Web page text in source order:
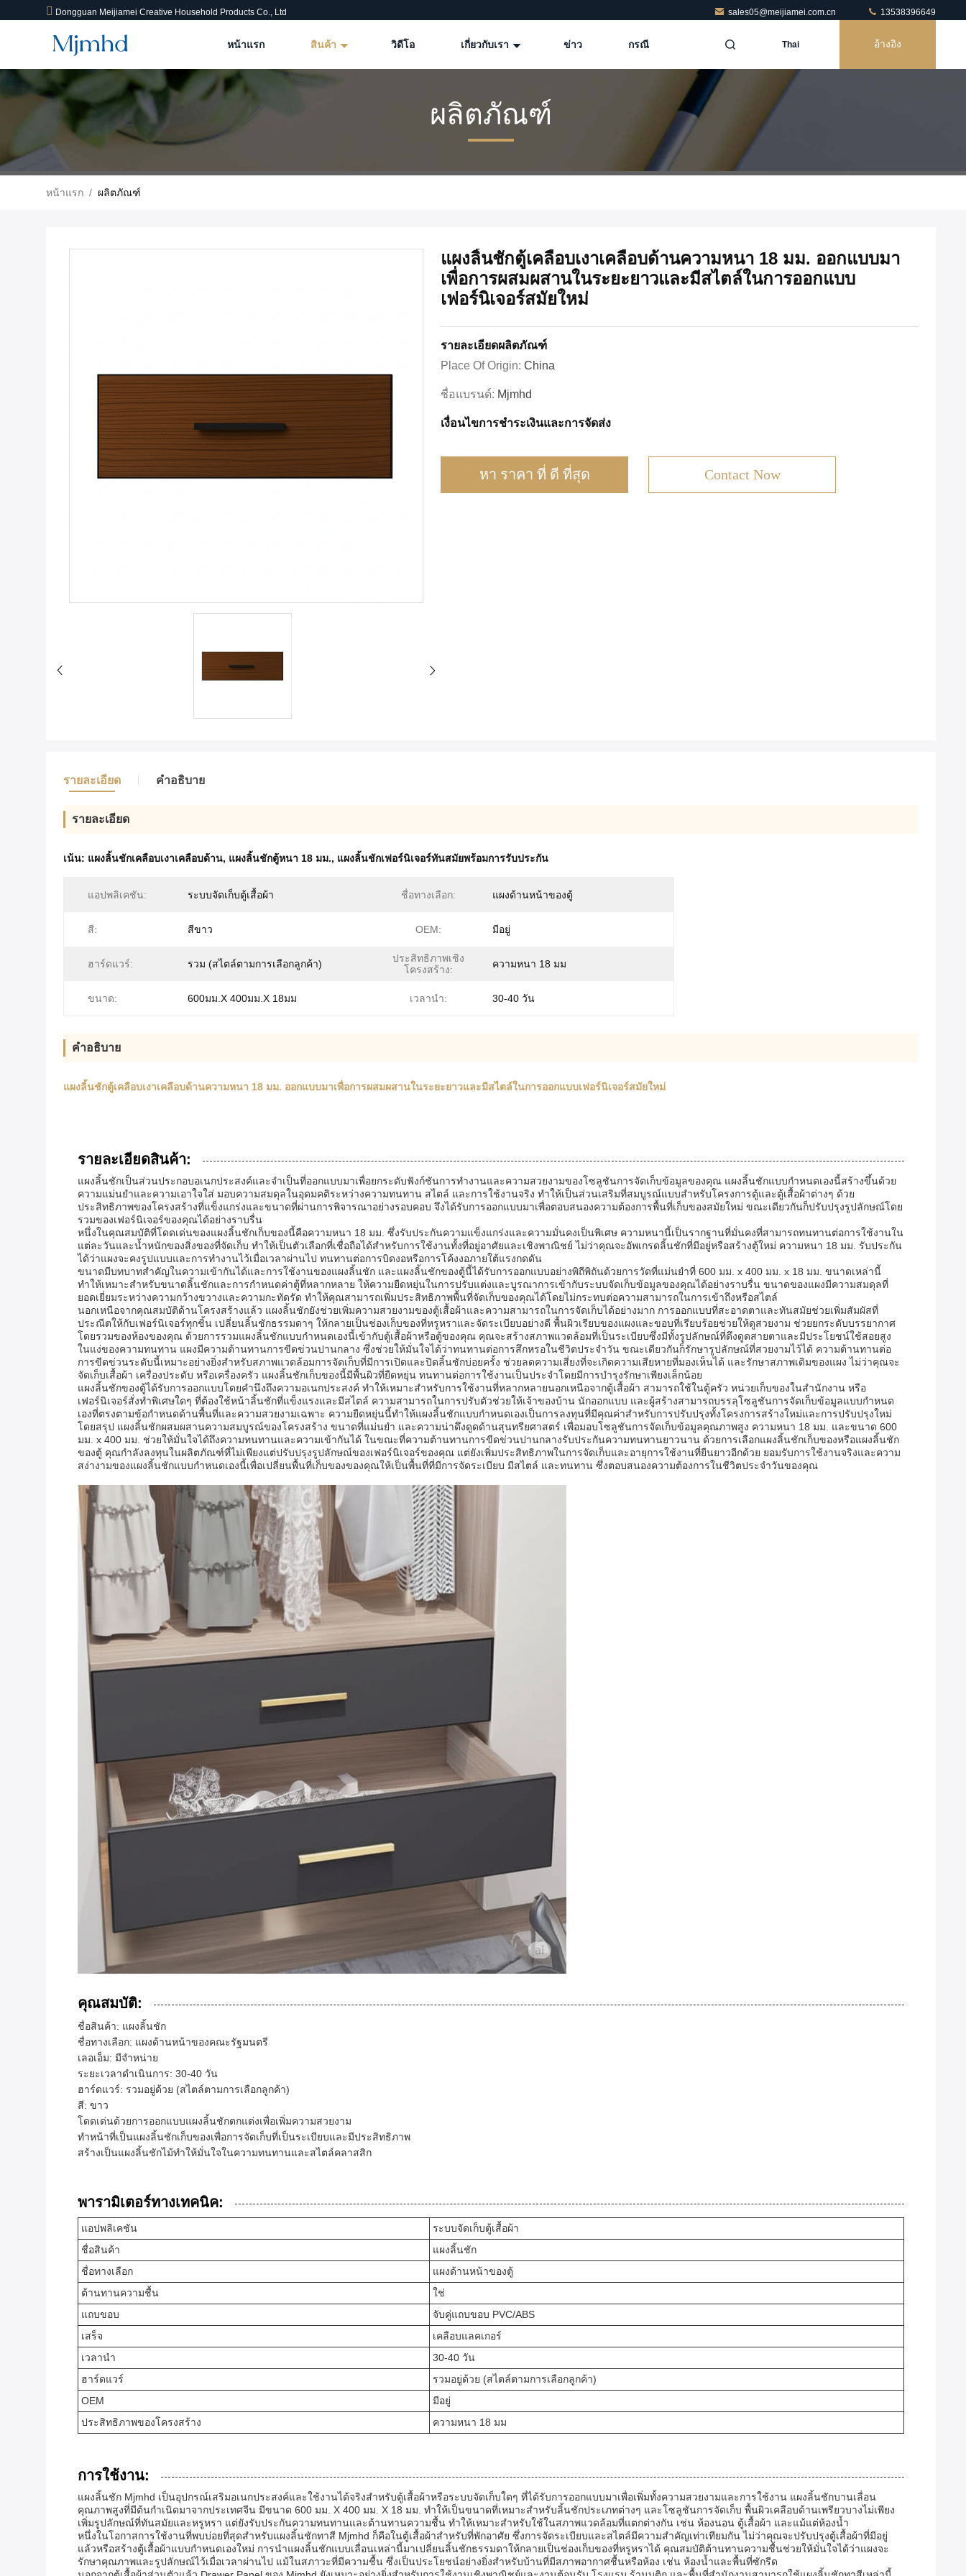
Dongguan Meijiamei Creative Household Products Co., Ltd sales05@meijiamei.com.cn 13538396649
หน้าแรก สินค้า วิดีโอ เกี่ยวกับเรา ข่าว กรณี Thai อ้างอิง
ผลิตภัณฑ์
หน้าแรก / ผลิตภัณฑ์
แผงลิ้นชักตู้เคลือบเงาเคลือบด้านความหนา 18 มม. ออกแบบมา
เพื่อการผสมผสานในระยะยาวและมีสไตล์ในการออกแบบ
เฟอร์นิเจอร์สมัยใหม่
รายละเอียดผลิตภัณฑ์
Place Of Origin: China
ชื่อแบรนด์: Mjmhd
เงื่อนไขการชําระเงินและการจัดส่ง
หา ราคา ที่ ดี ที่สุด Contact Now
รายละเอียด คําอธิบาย
รายละเอียด
เน้น: แผงลิ้นชักเคลือบเงาเคลือบด้าน, แผงลิ้นชักตู้หนา 18 มม., แผงลิ้นชักเฟอร์นิเจอร์ทันสมัยพร้อมการรับประกัน
แอปพลิเคชัน: ระบบจัดเก็บตู้เสื้อผ้า ชื่อทางเลือก: แผงด้านหน้าของตู้
สี: สีขาว OEM: มีอยู่
ฮาร์ดแวร์: รวม (สไตล์ตามการเลือกลูกค้า)
ประสิทธิภาพเชิง
โครงสร้าง:
ความหนา 18 มม
ขนาด: 600มม.X 400มม.X 18มม เวลานำ: 30-40 วัน
คําอธิบาย
แผงลิ้นชักตู้เคลือบเงาเคลือบด้านความหนา 18 มม. ออกแบบมาเพื่อการผสมผสานในระยะยาวและมีสไตล์ในการออกแบบเฟอร์นิเจอร์สมัยใหม่
รายละเอียดสินค้า:
แผงลิ้นชักเป็นส่วนประกอบอเนกประสงค์และจำเป็นที่ออกแบบมาเพื่อยกระดับฟังก์ชันการทำงานและความสวยงามของโซลูชันการจัดเก็บข้อมูลของคุณ แผงลิ้นชักแบบกำหนดเองนี้สร้างขึ้นด้วย
ความแม่นยำและความเอาใจใส่ มอบความสมดุลในอุดมคติระหว่างความทนทาน สไตล์ และการใช้งานจริง ทำให้เป็นส่วนเสริมที่สมบูรณ์แบบสำหรับโครงการตู้และตู้เสื้อผ้าต่างๆ ด้วย
ประสิทธิภาพของโครงสร้างที่แข็งแกร่งและขนาดที่ผ่านการพิจารณาอย่างรอบคอบ จึงได้รับการออกแบบมาเพื่อตอบสนองความต้องการพื้นที่เก็บของสมัยใหม่ ขณะเดียวกันก็ปรับปรุงรูปลักษณ์โดย
รวมของเฟอร์นิเจอร์ของคุณได้อย่างราบรื่น
หนึ่งในคุณสมบัติที่โดดเด่นของแผงลิ้นชักเก็บของนี้คือความหนา 18 มม. ซึ่งรับประกันความแข็งแกร่งและความมั่นคงเป็นพิเศษ ความหนานี้เป็นรากฐานที่มั่นคงที่สามารถทนทานต่อการใช้งานใน
แต่ละวันและน้ำหนักของสิ่งของที่จัดเก็บ ทำให้เป็นตัวเลือกที่เชื่อถือได้สำหรับการใช้งานทั้งที่อยู่อาศัยและเชิงพาณิชย์ ไม่ว่าคุณจะอัพเกรดลิ้นชักที่มีอยู่หรือสร้างตู้ใหม่ ความหนา 18 มม. รับประกัน
ได้ว่าแผงจะคงรูปแบบและการทำงานไว้เมื่อเวลาผ่านไป ทนทานต่อการบิดงอหรือการโค้งงอภายใต้แรงกดดัน
ขนาดมีบทบาทสำคัญในความเข้ากันได้และการใช้งานของแผงลิ้นชัก และแผงลิ้นชักของตู้นี้ได้รับการออกแบบอย่างพิถีพิถันด้วยการวัดที่แม่นยำที่ 600 มม. x 400 มม. x 18 มม. ขนาดเหล่านี้
ทำให้เหมาะสำหรับขนาดลิ้นชักและการกำหนดค่าตู้ที่หลากหลาย ให้ความยืดหยุ่นในการปรับแต่งและบูรณาการเข้ากับระบบจัดเก็บข้อมูลของคุณได้อย่างราบรื่น ขนาดของแผงมีความสมดุลที่
ยอดเยี่ยมระหว่างความกว้างขวางและความกะทัดรัด ทำให้คุณสามารถเพิ่มประสิทธิภาพพื้นที่จัดเก็บของคุณได้โดยไม่กระทบต่อความสามารถในการเข้าถึงหรือสไตล์
นอกเหนือจากคุณสมบัติด้านโครงสร้างแล้ว แผงลิ้นชักยังช่วยเพิ่มความสวยงามของตู้เสื้อผ้าและความสามารถในการจัดเก็บได้อย่างมาก การออกแบบที่สะอาดตาและทันสมัยช่วยเพิ่มสัมผัสที่
ประณีตให้กับเฟอร์นิเจอร์ทุกชิ้น เปลี่ยนลิ้นชักธรรมดาๆ ให้กลายเป็นช่องเก็บของที่หรูหราและจัดระเบียบอย่างดี พื้นผิวเรียบของแผงและขอบที่เรียบร้อยช่วยให้ดูสวยงาม ช่วยยกระดับบรรยากาศ
โดยรวมของห้องของคุณ ด้วยการรวมแผงลิ้นชักแบบกำหนดเองนี้เข้ากับตู้เสื้อผ้าหรือตู้ของคุณ คุณจะสร้างสภาพแวดล้อมที่เป็นระเบียบซึ่งมีทั้งรูปลักษณ์ที่ดึงดูดสายตาและมีประโยชน์ใช้สอยสูง
ในแง่ของความทนทาน แผงมีความต้านทานการขีดข่วนปานกลาง ซึ่งช่วยให้มั่นใจได้ว่าทนทานต่อการสึกหรอในชีวิตประจำวัน ขณะเดียวกันก็รักษารูปลักษณ์ที่สวยงามไว้ได้ ความต้านทานต่อ
การขีดข่วนระดับนี้เหมาะอย่างยิ่งสำหรับสภาพแวดล้อมการจัดเก็บที่มีการเปิดและปิดลิ้นชักบ่อยครั้ง ช่วยลดความเสี่ยงที่จะเกิดความเสียหายที่มองเห็นได้ และรักษาสภาพเดิมของแผง ไม่ว่าคุณจะ
จัดเก็บเสื้อผ้า เครื่องประดับ หรือเครื่องครัว แผงลิ้นชักเก็บของนี้มีพื้นผิวที่ยืดหยุ่น ทนทานต่อการใช้งานเป็นประจำโดยมีการบำรุงรักษาเพียงเล็กน้อย
แผงลิ้นชักของตู้ได้รับการออกแบบโดยคำนึงถึงความอเนกประสงค์ ทำให้เหมาะสำหรับการใช้งานที่หลากหลายนอกเหนือจากตู้เสื้อผ้า สามารถใช้ในตู้ครัว หน่วยเก็บของในสำนักงาน หรือ
เฟอร์นิเจอร์สั่งทำพิเศษใดๆ ที่ต้องใช้หน้าลิ้นชักที่แข็งแรงและมีสไตล์ ความสามารถในการปรับตัวช่วยให้เจ้าของบ้าน นักออกแบบ และผู้สร้างสามารถบรรลุโซลูชันการจัดเก็บข้อมูลแบบกำหนด
เองที่ตรงตามข้อกำหนดด้านพื้นที่และความสวยงามเฉพาะ ความยืดหยุ่นนี้ทำให้แผงลิ้นชักแบบกำหนดเองเป็นการลงทุนที่มีคุณค่าสำหรับการปรับปรุงทั้งโครงการสร้างใหม่และการปรับปรุงใหม่
โดยสรุป แผงลิ้นชักผสมผสานความสมบูรณ์ของโครงสร้าง ขนาดที่แม่นยำ และความน่าดึงดูดด้านสุนทรียศาสตร์ เพื่อมอบโซลูชันการจัดเก็บข้อมูลคุณภาพสูง ความหนา 18 มม. และขนาด 600
มม. x 400 มม. ช่วยให้มั่นใจได้ถึงความทนทานและความเข้ากันได้ ในขณะที่ความต้านทานการขีดข่วนปานกลางรับประกันความทนทานยาวนาน ด้วยการเลือกแผงลิ้นชักเก็บของหรือแผงลิ้นชัก
ของตู้ คุณกำลังลงทุนในผลิตภัณฑ์ที่ไม่เพียงแต่ปรับปรุงรูปลักษณ์ของเฟอร์นิเจอร์ของคุณ แต่ยังเพิ่มประสิทธิภาพในการจัดเก็บและอายุการใช้งานที่ยืนยาวอีกด้วย ยอมรับการใช้งานจริงและความ
สง่างามของแผงลิ้นชักแบบกำหนดเองนี้เพื่อเปลี่ยนพื้นที่เก็บของของคุณให้เป็นพื้นที่ที่มีการจัดระเบียบ มีสไตล์ และทนทาน ซึ่งตอบสนองความต้องการในชีวิตประจำวันของคุณ
คุณสมบัติ:
ชื่อสินค้า: แผงลิ้นชัก
ชื่อทางเลือก: แผงด้านหน้าของคณะรัฐมนตรี
เลอเอ็ม: มีจำหน่าย
ระยะเวลาดำเนินการ: 30-40 วัน
ฮาร์ดแวร์: รวมอยู่ด้วย (สไตล์ตามการเลือกลูกค้า)
สี: ขาว
โดดเด่นด้วยการออกแบบแผงลิ้นชักตกแต่งเพื่อเพิ่มความสวยงาม
ทำหน้าที่เป็นแผงลิ้นชักเก็บของเพื่อการจัดเก็บที่เป็นระเบียบและมีประสิทธิภาพ
สร้างเป็นแผงลิ้นชักไม้ทำให้มั่นใจในความทนทานและสไตล์คลาสสิก
พารามิเตอร์ทางเทคนิค:
แอปพลิเคชัน
ระบบจัดเก็บตู้เสื้อผ้า
ชื่อสินค้า
แผงลิ้นชัก
ชื่อทางเลือก
แผงด้านหน้าของตู้
ต้านทานความชื้น
ใช่
แถบขอบ
จับคู่แถบขอบ PVC/ABS
เสร็จ
เคลือบแลคเกอร์
เวลานำ
30-40 วัน
ฮาร์ดแวร์
รวมอยู่ด้วย (สไตล์ตามการเลือกลูกค้า)
OEM
มีอยู่
ประสิทธิภาพของโครงสร้าง
ความหนา 18 มม
การใช้งาน:
แผงลิ้นชัก Mjmhd เป็นอุปกรณ์เสริมอเนกประสงค์และใช้งานได้จริงสำหรับตู้เสื้อผ้าหรือระบบจัดเก็บใดๆ ที่ได้รับการออกแบบมาเพื่อเพิ่มทั้งความสวยงามและการใช้งาน แผงลิ้นชักบานเลื่อน
คุณภาพสูงที่มีต้นกำเนิดมาจากประเทศจีน มีขนาด 600 มม. X 400 มม. X 18 มม. ทำให้เป็นขนาดที่เหมาะสำหรับลิ้นชักประเภทต่างๆ และโซลูชันการจัดเก็บ พื้นผิวเคลือบด้านเพรียวบางไม่เพียง
เพิ่มรูปลักษณ์ที่ทันสมัยและหรูหรา แต่ยังรับประกันความทนทานและต้านทานความชื้น ทำให้เหมาะสำหรับใช้ในสภาพแวดล้อมที่แตกต่างกัน เช่น ห้องนอน ตู้เสื้อผ้า และแม้แต่ห้องน้ำ
หนึ่งในโอกาสการใช้งานที่พบบ่อยที่สุดสำหรับแผงลิ้นชักทาสี Mjmhd ก็คือในตู้เสื้อผ้าสำหรับที่พักอาศัย ซึ่งการจัดระเบียบและสไตล์มีความสำคัญเท่าเทียมกัน ไม่ว่าคุณจะปรับปรุงตู้เสื้อผ้าที่มีอยู่
แล้วหรือสร้างตู้เสื้อผ้าแบบกำหนดเองใหม่ การนำแผงลิ้นชักแบบเลื่อนเหล่านี้มาเปลี่ยนลิ้นชักธรรมดาให้กลายเป็นช่องเก็บของที่หรูหราได้ คุณสมบัติต้านทานความชื้นช่วยให้มั่นใจได้ว่าแผงจะ
รักษาคุณภาพและรูปลักษณ์ไว้เมื่อเวลาผ่านไป แม้ในสภาวะที่มีความชื้น ซึ่งเป็นประโยชน์อย่างยิ่งสำหรับบ้านที่มีสภาพอากาศชื้นหรือห้อง เช่น ห้องน้ำและพื้นที่ซักรีด